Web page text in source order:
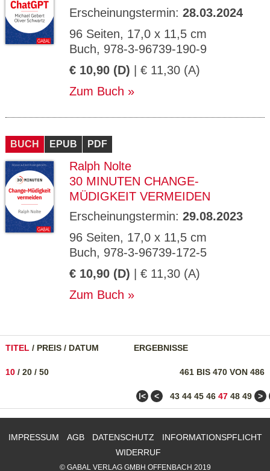
Erscheinungstermin: 28.03.2024
96 Seiten, 17,0 x 11,5 cm
Buch, 978-3-96739-190-9
€ 10,90 (D) | € 11,30 (A)
Zum Buch
BUCH EPUB PDF
Ralph Nolte
30 MINUTEN CHANGE-
MÜDIGKEIT VERMEIDEN
Erscheinungstermin: 29.08.2023
96 Seiten, 17,0 x 11,5 cm
Buch, 978-3-96739-172-5
€ 10,90 (D) | € 11,30 (A)
Zum Buch
TITEL / PREIS / DATUM ERGEBNISSE
461 BIS 470 VON 486
10 / 20 / 50
ǀ< < 43 44 45 46 47 48 49 >
IMPRESSUM AGB DATENSCHUTZ
INFORMATIONSPFLICHT
WIDERRUF
© GABAL VERLAG GMBH OFFENBACH 2019